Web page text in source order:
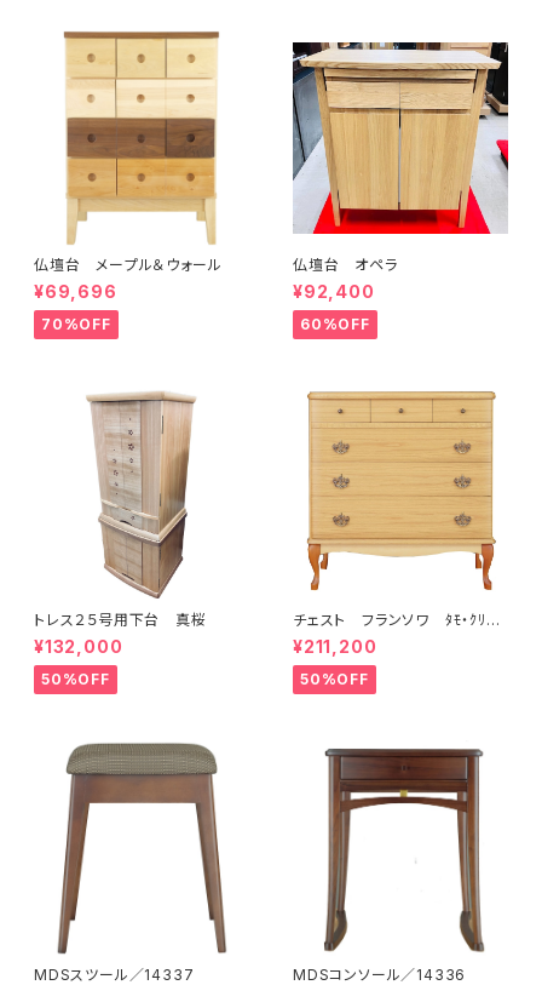
仏壇台 メープル＆ウォール
¥69,696
70%OFF
仏壇台 オペラ
¥92,400
60%OFF
トレス２５号用下台 真桜
¥132,000
50%OFF
チェスト フランソワ ﾀﾓ・ｸﾘｱ
／15722
¥211,200
50%OFF
MDSスツール／14337 MDSコンソール／14336